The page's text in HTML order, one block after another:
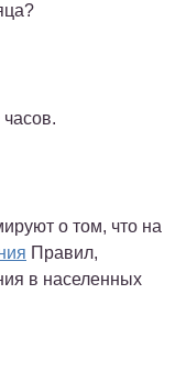
о том, что на
Правил,
в населенных